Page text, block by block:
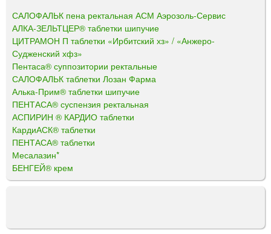
САЛОФАЛЬК пена ректальная АСМ Аэрозоль-Сервис
АЛКА-ЗЕЛЬТЦЕР® таблетки шипучие
ЦИТРАМОН П таблетки «Ирбитский хз» / «Анжеро-
Судженский хфз»
Пентаса® суппозитории ректальные
САЛОФАЛЬК таблетки Лозан Фарма
Алька-Прим® таблетки шипучие
ПЕНТАСА® суспензия ректальная
АСПИРИН ® КАРДИО таблетки
КардиАСК® таблетки
ПЕНТАСА® таблетки
Месалазин*
БЕНГЕЙ® крем